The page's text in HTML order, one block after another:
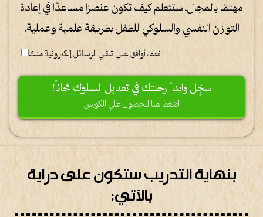
مهتمًا بالمجال. ستتعلم كيف تكون عنصرًا مساعدًا في إعادة
التوازن النفسي والسلوكي للطفل بطريقة علمية وعملية.
نعم، أوافق على تلقي الرسائل إلكترونية منك
!سجِّل وابدأ رحلتك في تعديل السلوك مجاناً
اضغط هنا للحصول علي الكورس
بنهاية التدريب ستكون على دراية
بالآتي: